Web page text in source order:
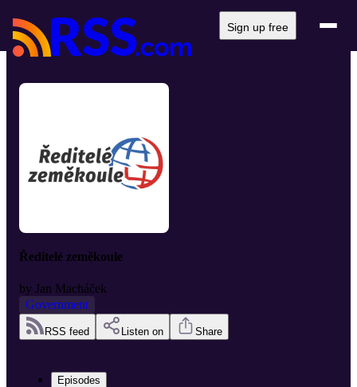
Sign up free
Ředitelé zeměkoule
by Jan Macháček
Government
RSS feed Listen on Share
Episodes